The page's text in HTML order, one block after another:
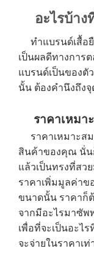
อะไรบ้า
ทำแบรนด์เสื้อยื
เป็นผลดีทางการ
แบรนด์เป็นของตั
นั้น ต้องคำนึงถึงจุ
ราคาเหมา
ราคาเหมาะส
สินค้าของคุณ นั่น
แล้วเป็นทรงที่สว
ราคาเพิ่มมูลค่าข
ขนาดนั้น ราคาก็ต้
จากมีอะไรมาซัพ
เพื่อที่จะเป็นอะไ
จะจ่ายในราคาเท่